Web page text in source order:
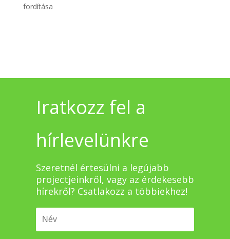
fordítása
Iratkozz fel a
hírlevelünkre
Szeretnél értesülni a legújabb
projectjeinkről, vagy az érdekesebb
hírekről? Csatlakozz a többiekhez!